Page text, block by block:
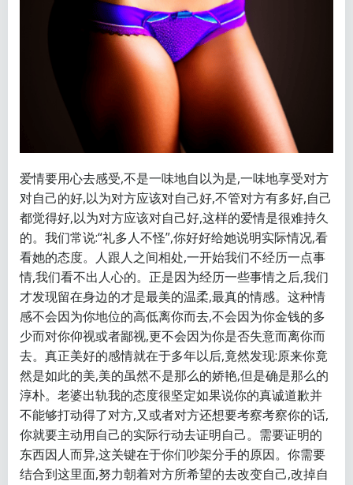
爱情要用心去感受,不是一味地自以为是,一味地享受对方
对自己的好,以为对方应该对自己好,不管对方有多好,自己
都觉得好,以为对方应该对自己好,这样的爱情是很难持久
的。我们常说:“礼多人不怪”,你好好给她说明实际情况,看
看她的态度。人跟人之间相处,一开始我们不经历一点事
情,我们看不出人心的。正是因为经历一些事情之后,我们
才发现留在身边的才是最美的温柔,最真的情感。这种情
感不会因为你地位的高低离你而去,不会因为你金钱的多
少而对你仰视或者鄙视,更不会因为你是否失意而离你而
去。真正美好的感情就在于多年以后,竟然发现:原来你竟
然是如此的美,美的虽然不是那么的娇艳,但是确是那么的
淳朴。老婆出轨我的态度很坚定如果说你的真诚道歉并
不能够打动得了对方,又或者对方还想要考察考察你的话,
你就要主动用自己的实际行动去证明自己。需要证明的
东西因人而异,这关键在于你们吵架分手的原因。你需要
结合到这里面,努力朝着对方所希望的去改变自己,改掉自